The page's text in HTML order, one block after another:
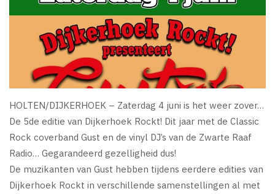
HOLTEN/DIJKERHOEK – Zaterdag 4 juni is het weer zover…
De 5de editie van Dijkerhoek Rockt! Dit jaar met de Classic
Rock coverband Gust en de vinyl DJ’s van de Zwarte Raaf
Radio… Gegarandeerd gezelligheid dus!
De muzikanten van Gust hebben tijdens eerdere edities van
Dijkerhoek Rockt in verschillende samenstellingen al met